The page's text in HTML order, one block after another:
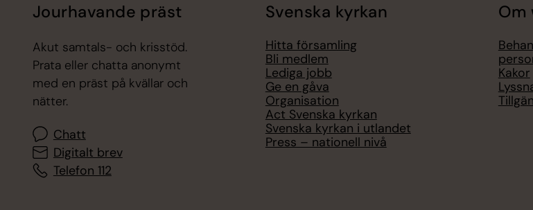
Jourhavande präst
Akut samtals- och krisstöd.
Prata eller chatta anonymt
med en präst på kvällar och
nätter.
Chatt
Digitalt brev
Telefon 112
Svenska kyrkan
Hitta församling
Bli medlem
Lediga jobb
Ge en gåva
Organisation
Act Svenska kyrkan
Svenska kyrkan i utlandet
Press – nationell nivå
Om
Kakor